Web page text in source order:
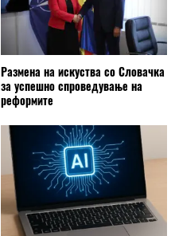
Размена на искуства со Словачка
за успешно спроведување на
реформите